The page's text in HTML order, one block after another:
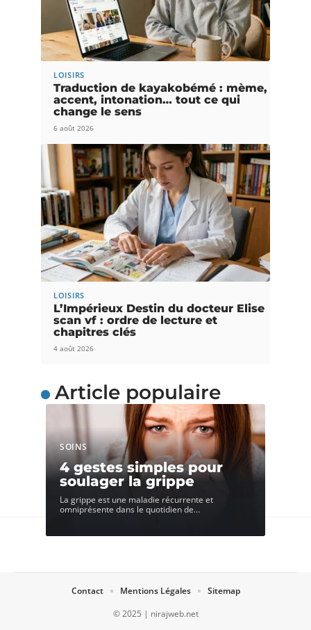
LOISIRS
Traduction de kayakobémé : mème,
accent, intonation… tout ce qui
change le sens
6 août 2026
LOISIRS
L’Impérieux Destin du docteur Elise
scan vf : ordre de lecture et
chapitres clés
4 août 2026
Article populaire
SOINS
4 gestes simples pour
soulager la grippe
La grippe est une maladie récurrente et
omniprésente dans le quotidien de…
© 2025 | nirajweb.net
Contact Mentions Légales Sitemap